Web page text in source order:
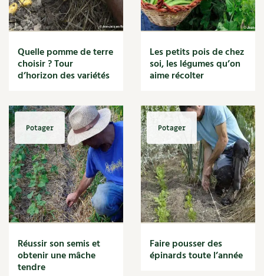
Plantes d'intérieur
Plantes sauvages
Poireau
Pollinisation
Pomme de terre
Potager en lasagnes
Potimarron
Poules
Prairie fleurie
Productif
Purin
Ravageur
Rocaille
Ronce (ou mûre de jardin)
Roquette
Rose
Rutabaga (ou Chou-navet)
Quelle pomme de terre
choisir ? Tour
d’horizon des variétés
Les petits pois de chez
soi, les légumes qu’on
aime récolter
Potager
Réussir son semis et
obtenir une mâche
tendre
Potager
Faire pousser des
épinards toute l’année